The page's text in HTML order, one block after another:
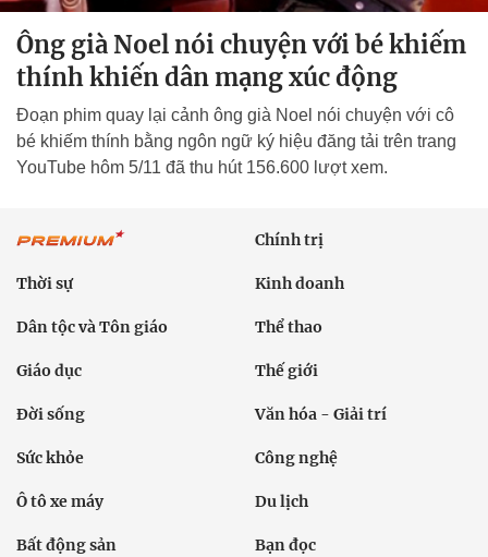
Ông già Noel nói chuyện với bé khiếm
thính khiến dân mạng xúc động
Đoạn phim quay lại cảnh ông già Noel nói chuyện với cô
bé khiếm thính bằng ngôn ngữ ký hiệu đăng tải trên trang
YouTube hôm 5/11 đã thu hút 156.600 lượt xem.
Chính trị
Thời sự Kinh doanh
Dân tộc và Tôn giáo Thể thao
Giáo dục Thế giới
Đời sống Văn hóa - Giải trí
Sức khỏe Công nghệ
Ô tô xe máy Du lịch
Bất động sản Bạn đọc